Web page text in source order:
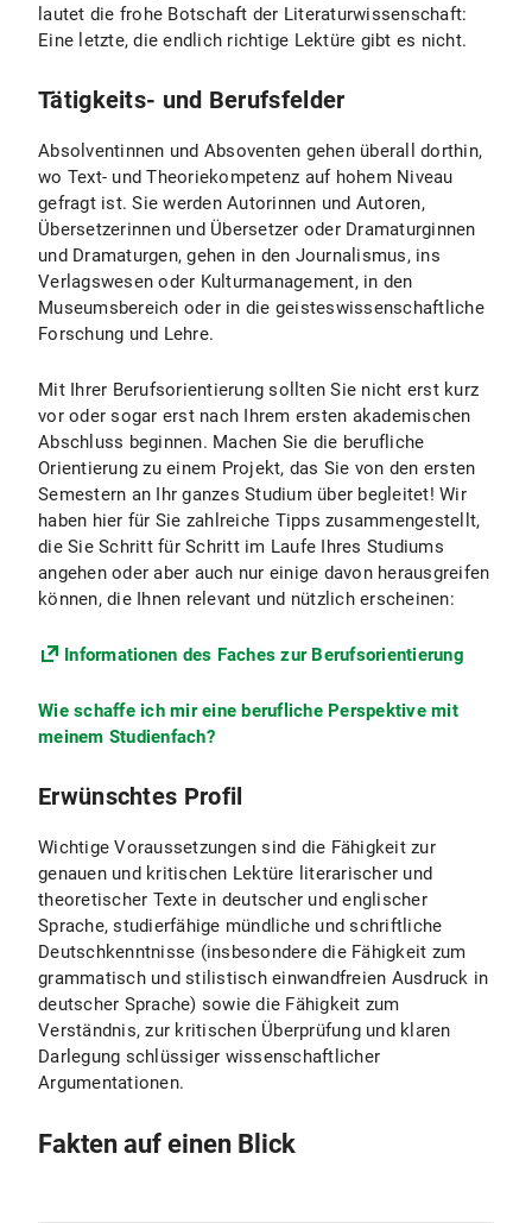
lautet die frohe Botschaft der Literaturwissenschaft:
Eine letzte, die endlich richtige Lektüre gibt es nicht.
Tätigkeits- und Berufsfelder
Absolventinnen und Absoventen gehen überall dorthin,
wo Text- und Theoriekompetenz auf hohem Niveau
gefragt ist. Sie werden Autorinnen und Autoren,
Übersetzerinnen und Übersetzer oder Dramaturginnen
und Dramaturgen, gehen in den Journalismus, ins
Verlagswesen oder Kulturmanagement, in den
Museumsbereich oder in die geisteswissenschaftliche
Forschung und Lehre.
Mit Ihrer Berufsorientierung sollten Sie nicht erst kurz
vor oder sogar erst nach Ihrem ersten akademischen
Abschluss beginnen. Machen Sie die berufliche
Orientierung zu einem Projekt, das Sie von den ersten
Semestern an Ihr ganzes Studium über begleitet! Wir
haben hier für Sie zahlreiche Tipps zusammengestellt,
die Sie Schritt für Schritt im Laufe Ihres Studiums
angehen oder aber auch nur einige davon herausgreifen
können, die Ihnen relevant und nützlich erscheinen:
Informationen des Faches zur Berufsorientierung
Wie schaffe ich mir eine berufliche Perspektive mit
meinem Studienfach?
Erwünschtes Profil
Wichtige Voraussetzungen sind die Fähigkeit zur
genauen und kritischen Lektüre literarischer und
theoretischer Texte in deutscher und englischer
Sprache, studierfähige mündliche und schriftliche
Deutschkenntnisse (insbesondere die Fähigkeit zum
grammatisch und stilistisch einwandfreien Ausdruck in
deutscher Sprache) sowie die Fähigkeit zum
Verständnis, zur kritischen Überprüfung und klaren
Darlegung schlüssiger wissenschaftlicher
Argumentationen.
Fakten auf einen Blick